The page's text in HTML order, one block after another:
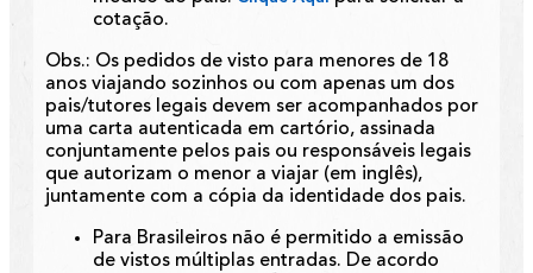
cotação.
Obs.: Os pedidos de visto para menores de 18
anos viajando sozinhos ou com apenas um dos
pais/tutores legais devem ser acompanhados por
uma carta autenticada em cartório, assinada
conjuntamente pelos pais ou responsáveis legais
que autorizam o menor a viajar (em inglês),
juntamente com a cópia da identidade dos pais.
Para Brasileiros não é permitido a emissão
de vistos múltiplas entradas. De acordo